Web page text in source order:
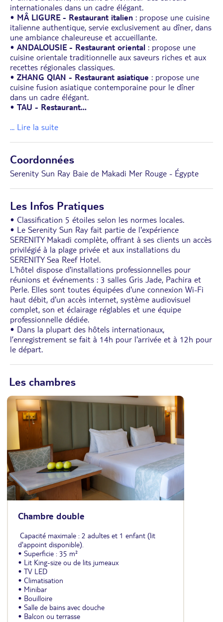
internationales dans un cadre élégant.
• MÂ LIGURE - Restaurant italien : propose une cuisine
italienne authentique, servie exclusivement au dîner, dans
une ambiance chaleureuse et accueillante.
• ANDALOUSIE - Restaurant oriental : propose une
cuisine orientale traditionnelle aux saveurs riches et aux
recettes régionales classiques.
• ZHANG QIAN - Restaurant asiatique : propose une
cuisine fusion asiatique contemporaine pour le dîner
dans un cadre élégant.
• TAU - Restaurant...
... Lire la suite
Coordonnées
Serenity Sun Ray Baie de Makadi Mer Rouge - Égypte
Les Infos Pratiques
• Classification 5 étoiles selon les normes locales.
• Le Serenity Sun Ray fait partie de l'expérience
SERENITY Makadi complète, offrant à ses clients un accès
privilégié à la plage privée et aux installations du
SERENITY Sea Reef Hotel.
L'hôtel dispose d'installations professionnelles pour
réunions et événements : 3 salles Gris Jade, Pachira et
Perle. Elles sont toutes équipées d'une connexion Wi-Fi
haut débit, d'un accès internet, système audiovisuel
complet, son et éclairage réglables et une équipe
professionnelle dédiée.
• Dans la plupart des hôtels internationaux,
l’enregistrement se fait à 14h pour l'arrivée et à 12h pour
le départ.
Les chambres
Chambre double
Capacité maximale : 2 adultes et 1 enfant (lit
d'appoint disponible).
• Superficie : 35 m²
• Lit King-size ou de lits jumeaux
• TV LED
• Climatisation
• Minibar
• Bouilloire
• Salle de bains avec douche
• Balcon ou terrasse